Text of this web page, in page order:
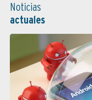
Noticias
actuales